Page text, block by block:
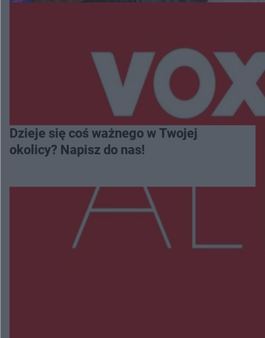
Dzieje się coś ważnego w Twojej
okolicy? Napisz do nas!
Więcej